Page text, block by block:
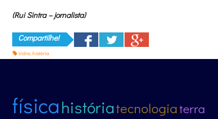
(Rui Sintra – jornalista)
Compartilhe!
Vidro, história
físicahistóriatecnologiaterra